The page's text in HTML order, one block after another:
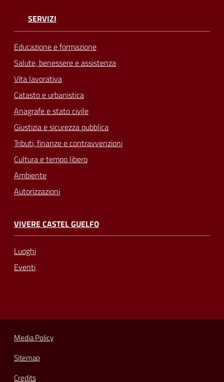
SERVIZI
Educazione e formazione
Salute, benessere e assistenza
Vita lavorativa
Catasto e urbanistica
Anagrafe e stato civile
Giustizia e sicurezza pubblica
Tributi, finanze e contravvenzioni
Cultura e tempo libero
Ambiente
Autorizzazioni
VIVERE CASTEL GUELFO
Luoghi
Eventi
Media Policy
Sitemap
Credits